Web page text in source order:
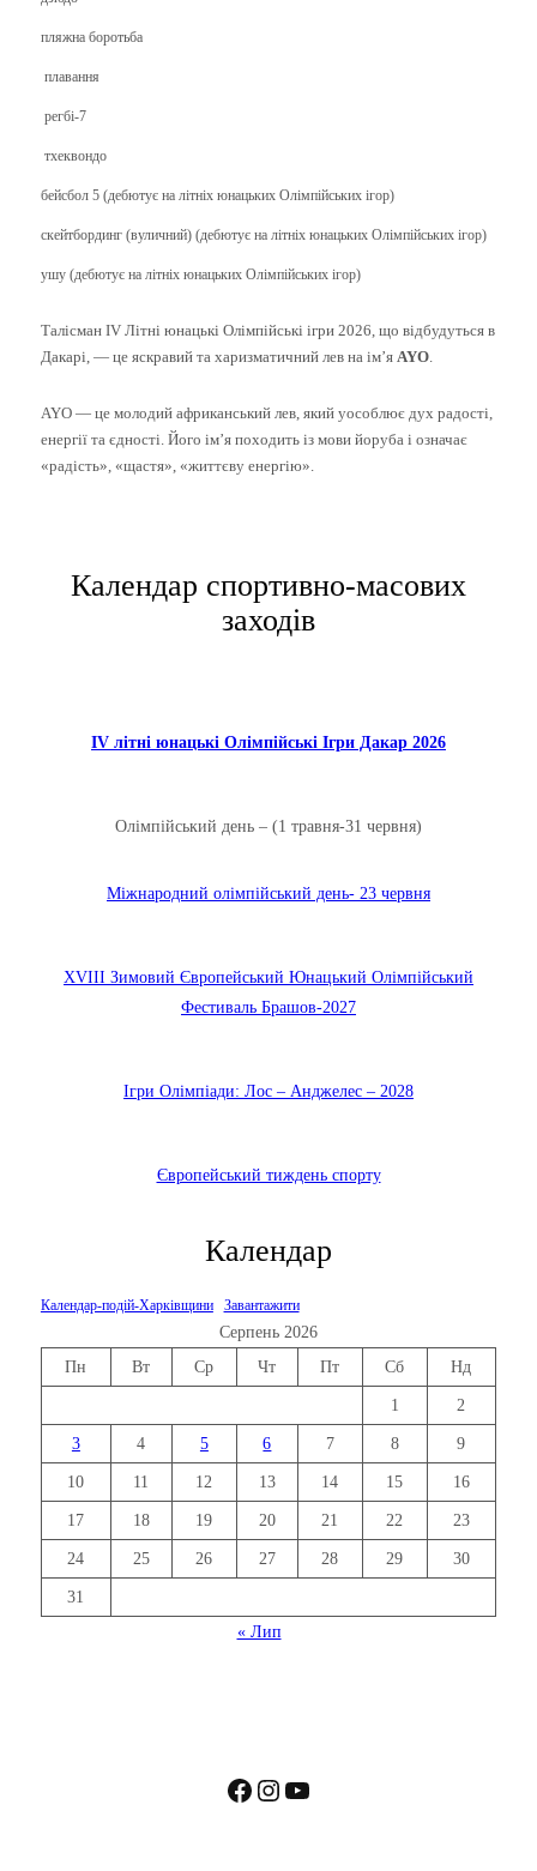
пляжна боротьба
плавання
регбі-7
тхеквондо
бейсбол 5 (дебютує на літніх юнацьких Олімпійських ігор)
скейтбординг (вуличний) (дебютує на літніх юнацьких Олімпійських ігор)
ушу (дебютує на літніх юнацьких Олімпійських ігор)
Талісман IV Літні юнацькі Олімпійські ігри 2026, що відбудуться в
Дакарі, — це яскравий та харизматичний лев на ім’я AYO.
AYO — це молодий африканський лев, який уособлює дух радості,
енергії та єдності. Його ім’я походить із мови йоруба і означає
«радість», «щастя», «життєву енергію».
Календар спортивно-масових
заходів
IV літні юнацькі Олімпійські Ігри Дакар 2026
Олімпійський день – (1 травня-31 червня)
Міжнародний олімпійський день- 23 червня
XVIIІ Зимовий Європейський Юнацький Олімпійський
Фестиваль Брашов-2027
Ігри Олімпіади: Лос – Анджелес – 2028
Європейський тиждень спорту
Календар
Календар-подій-Харківщини Завантажити
Серпень 2026
Пн
Вт Ср Чт Пт Сб
Нд
1
2
3
4 5 6 7 8
9
10
11 12 13 14 15
16
17
18 19 20 21 22
23
24
25 26 27 28 29
30
31
« Лип
Facebook
Instagram
YouTube